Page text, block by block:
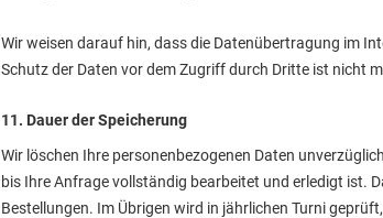
Wir weisen darauf hin, dass die Datenübertragung im
Schutz der Daten vor dem Zugriff durch Dritte ist nicht
11. Dauer der Speicherung
Wir löschen Ihre personenbezogenen Daten
bis Ihre Anfrage vollständig bearbeitet und erledigt ist.
Bestellungen. Im Übrigen wird in jährlichen Turni